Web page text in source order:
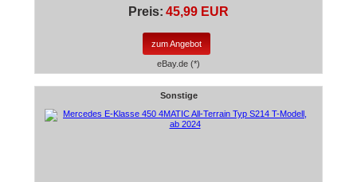
Preis: 45,99 EUR
zum Angebot
eBay.de (*)
Sonstige